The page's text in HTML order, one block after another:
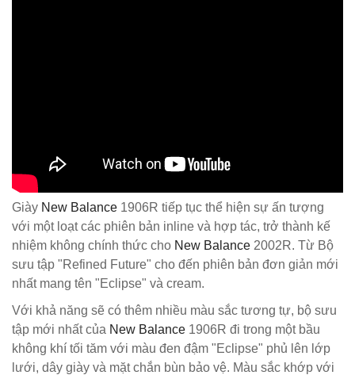
Giày New Balance 1906R tiếp tục thể hiện sự ấn tượng
với một loạt các phiên bản inline và hợp tác, trở thành kế
nhiệm không chính thức cho New Balance 2002R. Từ Bộ
sưu tập "Refined Future" cho đến phiên bản đơn giản mới
nhất mang tên "Eclipse" và cream.
Với khả năng sẽ có thêm nhiều màu sắc tương tự, bộ sưu
tập mới nhất của New Balance 1906R đi trong một bầu
không khí tối tăm với màu đen đậm "Eclipse" phủ lên lớp
lưới, dây giày và mặt chắn bùn bảo vệ. Màu sắc khớp với